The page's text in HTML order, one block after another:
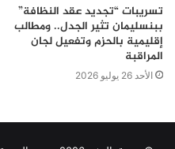
تسريبات “تجديد عقد النظافة”
ببنسليمان تثير الجدل.. ومطالب
إقليمية بالحزم وتفعيل لجان
المراقبة
الأحد 26 يوليو 2026